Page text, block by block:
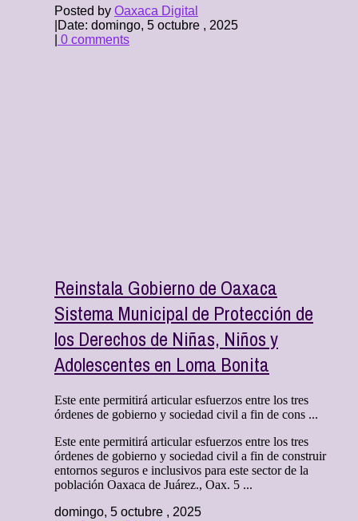
Posted by Oaxaca Digital
Date: domingo, 5 octubre , 2025
0 comments
Reinstala Gobierno de Oaxaca
Sistema Municipal de Protección de
los Derechos de Niñas, Niños y
Adolescentes en Loma Bonita
Este ente permitirá articular esfuerzos entre los tres
órdenes de gobierno y sociedad civil a fin de cons ...
Este ente permitirá articular esfuerzos entre los tres
órdenes de gobierno y sociedad civil a fin de construir
entornos seguros e inclusivos para este sector de la
población Oaxaca de Juárez., Oax. 5 ...
domingo, 5 octubre , 2025